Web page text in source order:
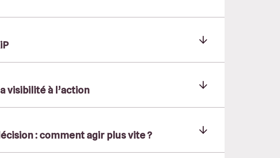
visibilité à l’action
: comment agir plus vite ?